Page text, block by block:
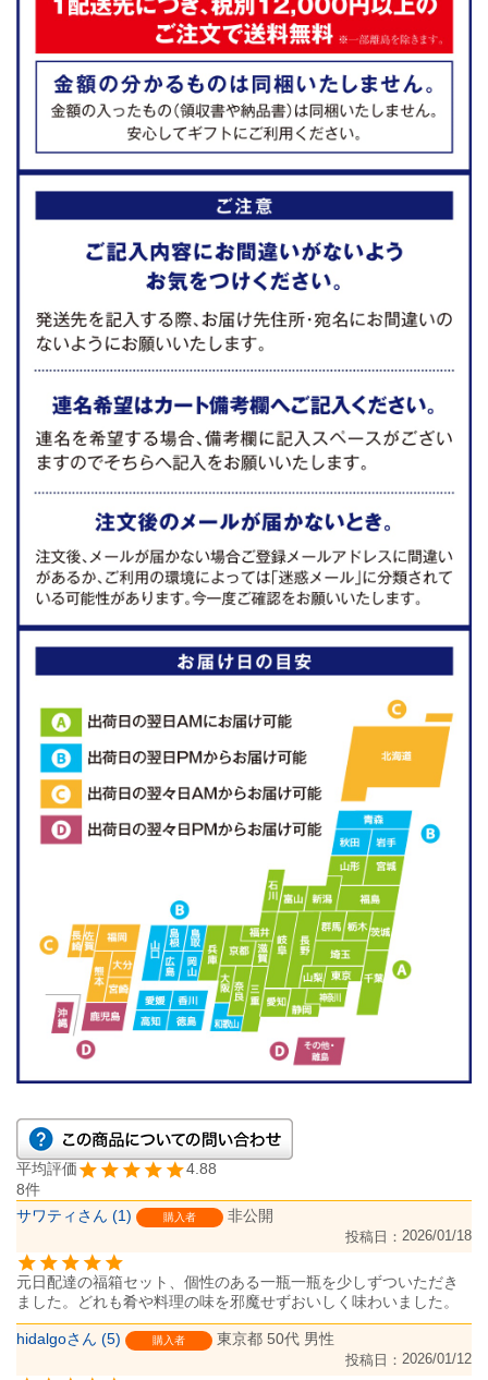
4.88
8
サワティ
1 購入者 非公開
投稿日 2026/01/18
元日配達の福箱セット、個性のある一瓶一瓶を少しずついただき
ました。どれも肴や料理の味を邪魔せずおいしく味わいました。
hidalgo 5 購入者 東京都 50代 男性
投稿日 2026/01/12